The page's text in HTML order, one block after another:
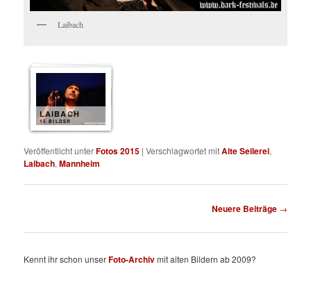
Laibach
LAIBACH
15 BILDER
Veröffentlicht unterFotos 2015 |Verschlagwortet mitAlte Seilerei,
Laibach,Mannheim
Neuere Beiträge →
Kennt ihr schon unserFoto-Archivmit alten Bildern ab 2009?